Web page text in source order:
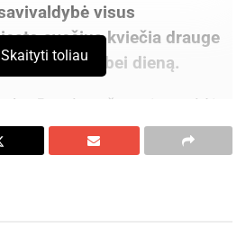
visus
svečius kviečia drauge
valstybei dieną.
karūnavimo šventė prasidės
kurios bus aukojamos
Po jų, tradiciškai, 12
Savivaldybės. Čia
Skaityti toliau